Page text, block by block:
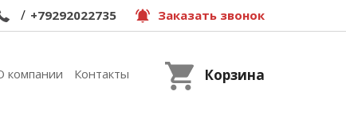
/ +79292022735 Заказать звонок
компании Контакты Корзина